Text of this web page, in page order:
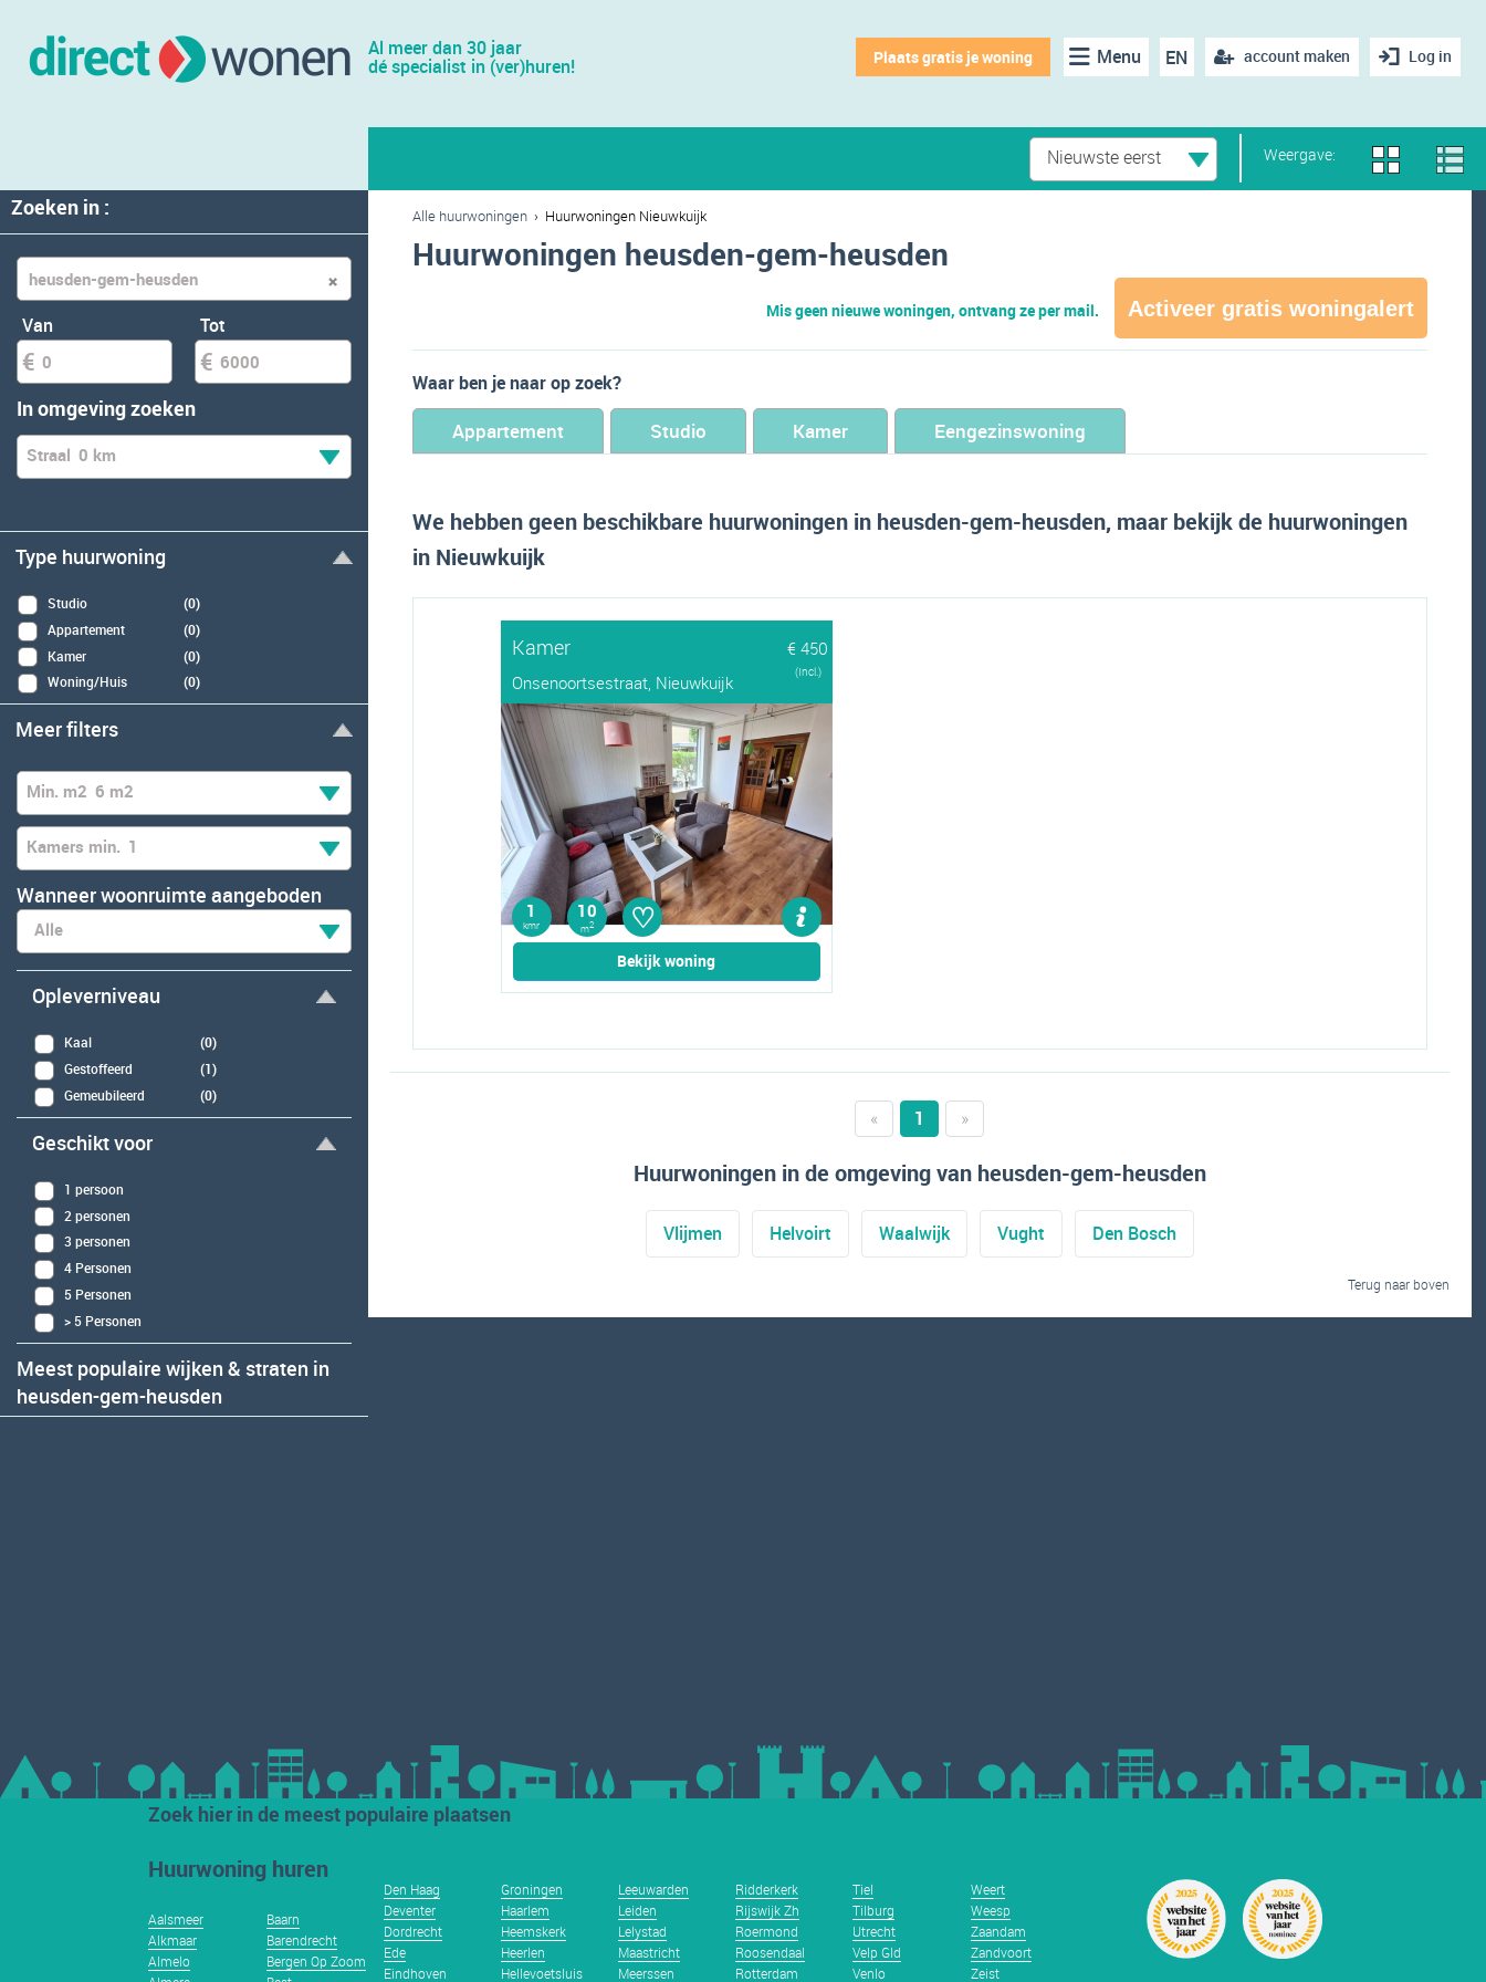
Al meer dan 30 jaar
dé specialist in (ver)huren! Log in
account maken
EN
Menu
Plaats gratis je woning
Weergave:
Nieuwste eerst
Zoeken in :
Van Tot
In omgeving zoeken
Straal 0 km
Type huurwoning
Studio
(0)
Appartement
(0)
Kamer
(0)
Woning/Huis
(0)
Meer filters
Min. m2 6 m2
Kamers min. 1
Wanneer woonruimte aangeboden
Alle
Opleverniveau
Kaal
(0)
Gestoffeerd
(1)
Gemeubileerd
(0)
Geschikt voor
1 persoon
2 personen
3 personen
4 Personen
5 Personen
> 5 Personen
Meest populaire wijken & straten in
heusden-gem-heusden
Alle huurwoningen › Huurwoningen Nieuwkuijk
Huurwoningen heusden-gem-heusden
Mis geen nieuwe woningen, ontvang ze per mail. Activeer gratis woningalert
Waar ben je naar op zoek?
Appartement Studio Kamer Eengezinswoning
We hebben geen beschikbare huurwoningen in heusden-gem-heusden, maar bekijk de huurwoningen
in Nieuwkuijk
Kamer
€ 450
Onsenoortsestraat, Nieuwkuijk
(Incl.)
1
kmr
10
m2 ♡
Bekijk woning
« 1 »
Huurwoningen in de omgeving van heusden-gem-heusden
Vlijmen Helvoirt Waalwijk Vught Den Bosch
Terug naar boven
Zoek hier in de meest populaire plaatsen
Huurwoning huren
Aalsmeer
Alkmaar
Almelo
Baarn
Barendrecht
Bergen Op Zoom
Den Haag
Deventer
Dordrecht
Ede
Eindhoven
Groningen
Haarlem
Heemskerk
Heerlen
Hellevoetsluis
Leeuwarden
Leiden
Lelystad
Maastricht
Meerssen
Ridderkerk
Rijswijk Zh
Roermond
Roosendaal
Rotterdam
Tiel
Tilburg
Utrecht
Velp Gld
Venlo
Weert
Weesp
Zaandam
Zandvoort
Zeist